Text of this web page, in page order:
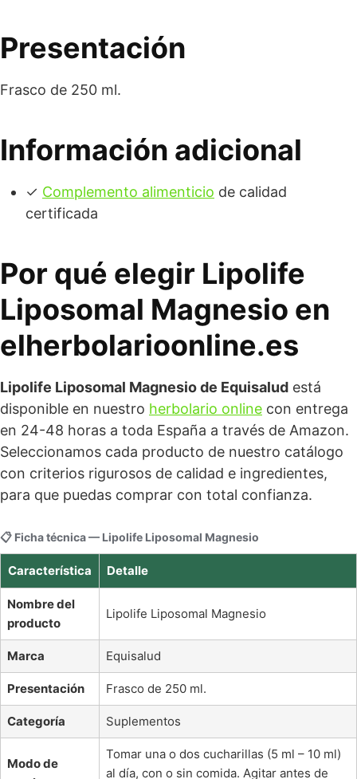
Presentación
Frasco de 250 ml.
Información adicional
✓ Complemento alimenticio de calidad
certificada
Por qué elegir Lipolife
Liposomal Magnesio en
elherbolarioonline.es
Lipolife Liposomal Magnesio de Equisalud está
disponible en nuestro herbolario online con entrega
en 24-48 horas a toda España a través de Amazon.
Seleccionamos cada producto de nuestro catálogo
con criterios rigurosos de calidad e ingredientes,
para que puedas comprar con total confianza.
📋 Ficha técnica — Lipolife Liposomal Magnesio
Característica Detalle
Nombre del
producto
Lipolife Liposomal Magnesio
Marca Equisalud
Presentación Frasco de 250 ml.
Categoría Suplementos
Modo de
Tomar una o dos cucharillas (5 ml – 10 ml)
al día, con o sin comida. Agitar antes de